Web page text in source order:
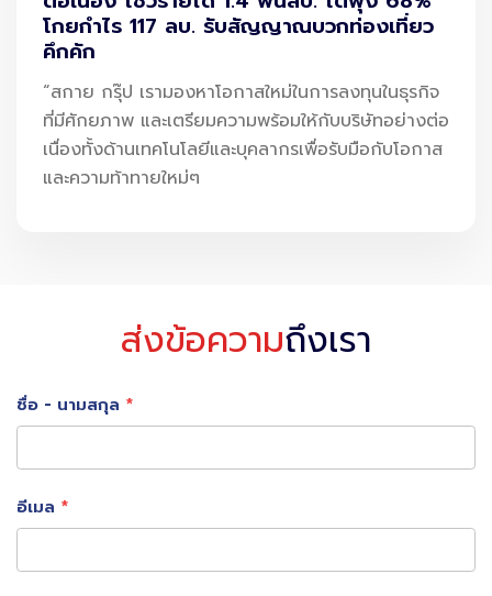
และ Chat GPT ช่วยแปลภาษา
“ แปลเป็นภาษาไทย >> Someday, everything will make
นี่คือคำตอบของ Google Bard
โกยกำไร 117 ลบ. รับสัญญาณบวกท่องเที่ยว
คึกคัก
“สกาย กรุ๊ป เรามองหาโอกาสใหม่ในการลงทุนในธุรกิจ
ที่มีศักยภาพ และเตรียมความพร้อมให้กับบริษัทอย่างต่อ
เนื่องทั้งด้านเทคโนโลยีและบุคลากรเพื่อรับมือกับโอกาส
และความท้าทายใหม่ๆ
ส่งข้อความถึงเรา
ชื่อ - นามสกุล
อีเมล